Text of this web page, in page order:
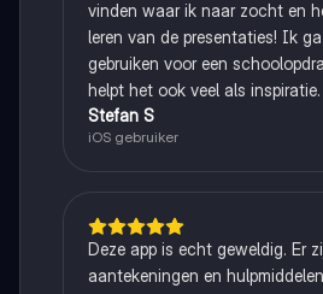
vinden waar ik naar zocht en
leren van de presentaties! Ik
gebruiken voor een
helpt het ook veel als inspiratie.
Stefan S
iOS gebruiker
Deze app is echt geweldig. Er
aantekeningen en